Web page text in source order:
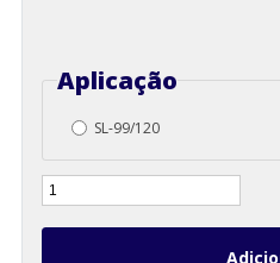
Aplicação
SL-99/120